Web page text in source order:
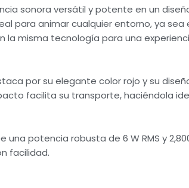
sonora versátil y potente en un
para animar cualquier entorno, ya
la misma tecnología para una
por su elegante color rojo y su
facilita su transporte, haciéndola
una potencia robusta de 6 W RMS y
facilidad.